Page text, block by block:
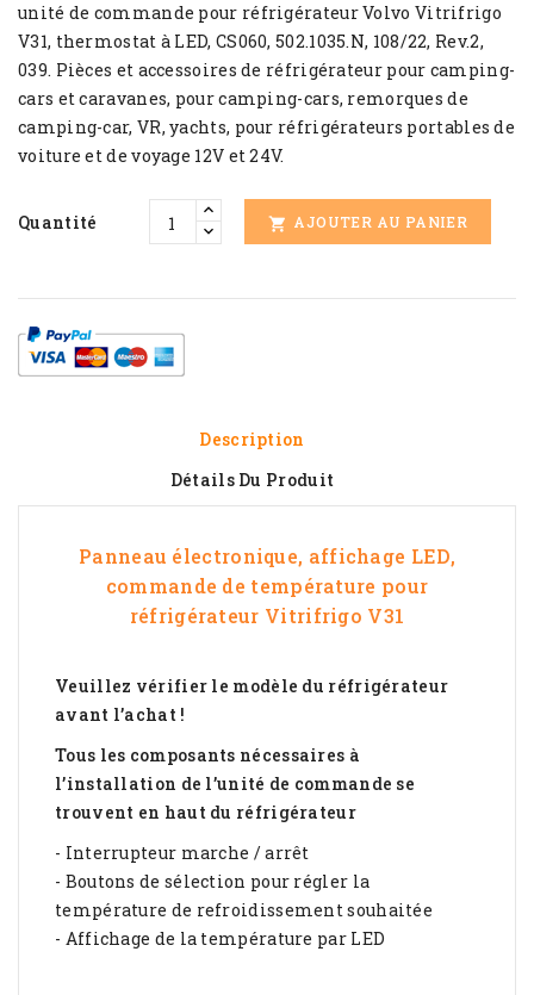
unité de commande pour réfrigérateurVolvo Vitrifrigo
V31, thermostat à LED, CS060, 502.1035.N, 108/22, Rev.2,
039. Pièces et accessoires de réfrigérateur pour camping-
cars et caravanes, pour camping-cars, remorques de
camping-car, VR, yachts, pour réfrigérateurs portables de
voiture et de voyage 12V et 24V.
Quantité  AJOUTER AU PANIER
Description
Détails Du Produit
Panneau électronique, affichage LED,
commande de température pour
réfrigérateur Vitrifrigo V31
Veuillez vérifier le modèle du réfrigérateur
avant l’achat !
Tous les composants nécessaires à
l’installation de l’unité de commande se
trouvent en haut du réfrigérateur
- Interrupteur marche / arrêt
- Boutons de sélection pour régler la
température de refroidissement souhaitée
- Affichage de la température par LED